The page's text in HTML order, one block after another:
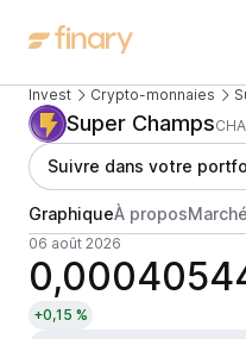
Invest Crypto-monnaies
Super Champs
Suivre dans votre
GraphiqueÀ propos
06 août 2026
+0,15 %